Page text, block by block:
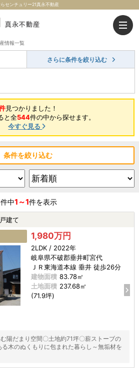
センチュリー21真永不動産
情報一覧
さらに条件を絞り込む
見つかりました！
と全544件の中から探せます。
今すぐ見る
条件を絞り込む
件中1～1件を表示
建て
1,980万円
2LDK / 2022年
岐阜県不破郡垂井町宮代
ＪＲ東海道本線 垂井 徒歩26分
建物面積 83.78㎡
土地面積 237.68㎡
(71.9坪)
陽だまり空間〇土地約71坪〇薪ストーブの
木のぬくもりに包まれた暮らし～無垢材を